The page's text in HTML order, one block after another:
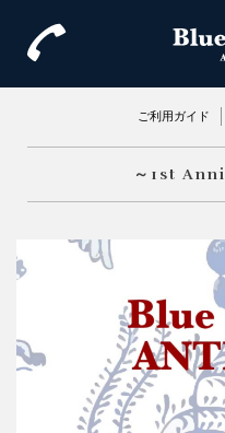
ご利用ガイド
～1st